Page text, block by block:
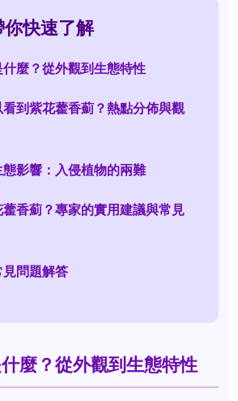
快速了解
麼？從外觀到生態特性
到紫花藿香薊？熱點分佈與觀
影響：入侵植物的兩難
香薊？專家的實用建議與常見
問題解答
麼？從外觀到生態特性